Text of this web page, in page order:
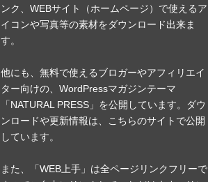
ンク、WEBサイト（ホームページ）で使えるア
イコンや写真等の素材をダウンロード出来ま
す。
他にも、無料で使えるブロガーやアフィリエイ
ター向けの、WordPressマガジンテーマ
「NATURAL PRESS」を公開しています。ダウ
ンロードや更新情報は、こちらのサイトで公開
しています。
また、「WEB上手」は全ページリンクフリーで